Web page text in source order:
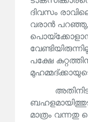
ദിവസം
വരാൻ പറഞ്ഞു,
പക്ഷേ
മാത്രം വന്നതു